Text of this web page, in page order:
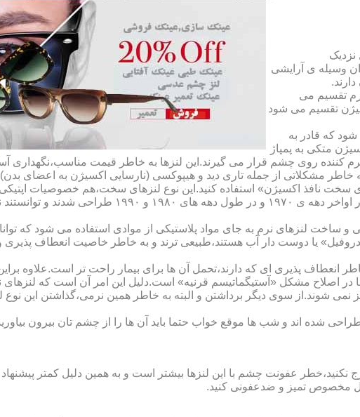
وسیله ی آرایشی
تقسیم می
تقسیم می شود
که قادر به
متکی به پمپاژ
کننده روی چشم قرار می گیرند.این لنزها به خاطر قیمت مناسب،نگهداری
خاطر مشکلاتی از جمله تاری دید و هیپوکسی (نارسایی اکسیژن به اعضای بدن)
نافذ اکسیژن» استفاده کنید.این نوع لنزهای سخت،هم خصوصیات اپتیکی
راحت تر هستند.در حقیقت این لنزها که از پلیمرهای نفوذپذیر به اکسیژن
ساخت لنزهای نرم به جای مواد پلاستیکی از موادی استفاده می شود که
یا دوست دار آب هستند،طبیعی ترند و به خاطر خاصیت انعطاف پذیری
پذیری ای که دارند،تحمل آن ها برای بیمار راحت تر است.علاوه
ها در اصلاح مشکل «آستیگماتیسم قرنیه» است.دلیل این امر آن است که
نمی شوند.از سوی دیگر برداشتن و البته به خاطر همین نرمی،گذاشتن این
شده اند و شب ها موقع خواب حتما باید آن ها را از چشم تان بیرون
عفونت چشم با این لنزها بیشتر است و به همین دلیل کمتر پیشنهاد
مخصوص تمیز و ضدعفونی کنید.